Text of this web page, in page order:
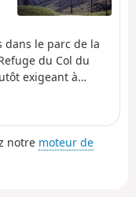
le parc de la
du Col du
exigeant à
notre moteur de